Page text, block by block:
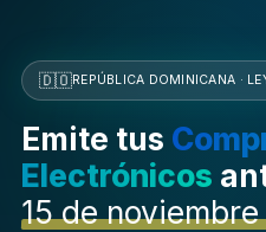
🇩🇴REPÚBLICA DOMINICANA ·
Emite tus
Electrónicos
15 de